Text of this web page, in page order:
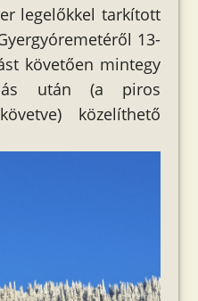
legelőkkel tarkított
13-
követően mintegy
után (a piros
közelíthető